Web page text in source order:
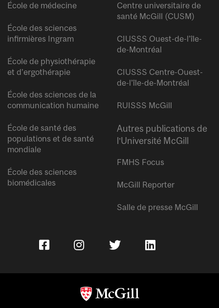
École de médecine
École des sciences
infirmières Ingram
École de physiothérapie
et d’ergothérapie
École des sciences de la
communication humaine
École de santé des
populations et de santé
mondiale
École des sciences
biomédicales
Centre universitaire de
santé McGill (CUSM)
CIUSSS Ouest-de-l’île-
de-Montréal
CIUSSS Centre-Ouest-
de-l’île-de-Montréal
RUISSS McGill
Autres publications de
l’Université McGill
FMHS Focus
McGill Reporter
Salle de presse McGill